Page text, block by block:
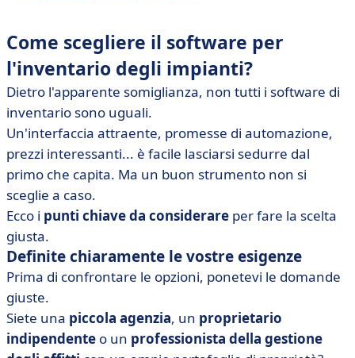
Come scegliere il software per
l'inventario degli impianti?
Dietro l'apparente somiglianza, non tutti i software di
inventario sono uguali.
Un'interfaccia attraente, promesse di automazione,
prezzi interessanti... è facile lasciarsi sedurre dal
primo che capita. Ma un buon strumento non si
sceglie a caso.
Ecco i punti chiave da considerare per fare la scelta
giusta.
Definite chiaramente le vostre esigenze
Prima di confrontare le opzioni, ponetevi le domande
giuste.
Siete una piccola agenzia, un proprietario
indipendente o un professionista della gestione